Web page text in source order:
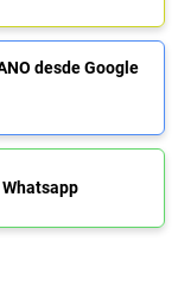
desde Google